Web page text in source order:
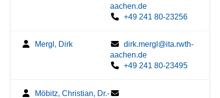
aachen.de
+49 241 80-23256
Mergl, Dirk
dirk.mergl@ita.rwth-
aachen.de
+49 241 80-23495
Möbitz, Christian, Dr.-